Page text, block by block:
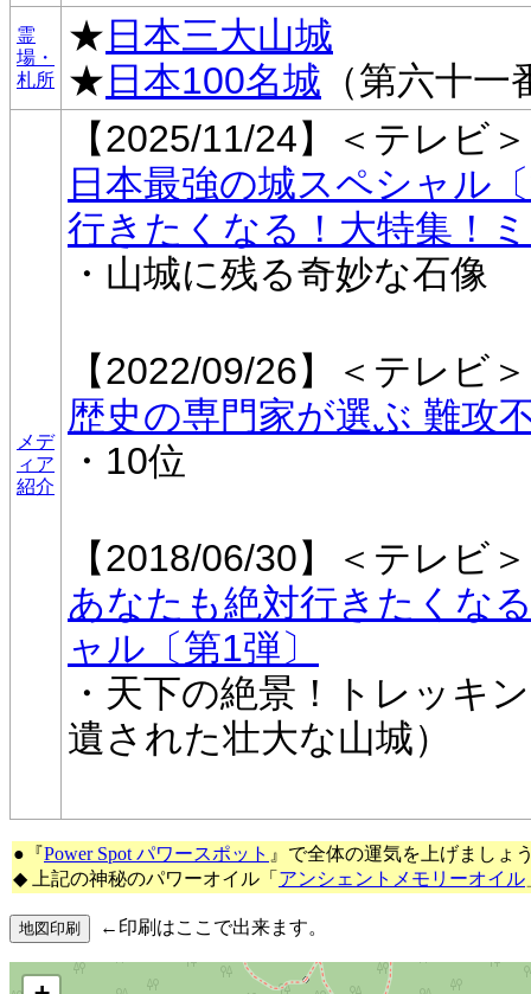
霊
場・
札所
★ 日本三大山城
★ 日本100名城 （第六十一
メデ
ィア
紹介
【2025/11/24】＜テレビ＞
日本最強の城スペシャル
行きたくなる！大特集！
・山城に残る奇妙な石像
【2022/09/26】＜テレビ＞
歴史の専門家が選ぶ 難攻
・10位
【2018/06/30】＜テレビ＞
あなたも絶対行きたくな
ャル〔第1弾〕
・天下の絶景！トレッキ
遺された壮大な山城）
●『Power Spot パワースポット 』で全体の運気を上げましょ
◆ 上記の神秘のパワーオイル「 アンシェントメモリーオイル
←印刷はここで出来ます。